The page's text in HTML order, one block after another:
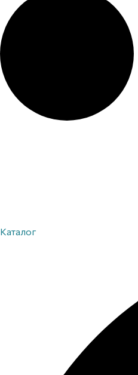
Каталог